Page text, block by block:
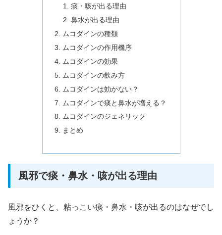
痰・咳が出る理由
鼻水が出る理由
ムコダインの種類
ムコダインの作用機序
ムコダインの効果
ムコダインの飲み方
ムコダインは効かない？
ムコダインで痰と鼻水が増える？
ムコダインのジェネリック
まとめ
風邪で痰・鼻水・咳が出る理由
風邪をひくと、粘っこい痰・鼻水・咳が出るのはなぜでし
ょうか？